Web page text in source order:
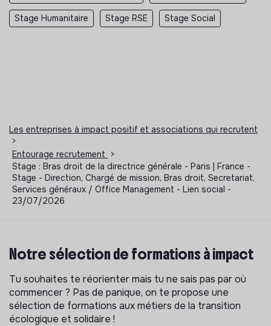
Stage Humanitaire Stage RSE Stage Social
Les entreprises à impact positif et associations qui recrutent
>
Entourage recrutement
>
Stage : Bras droit de la directrice générale - Paris | France -
Stage - Direction, Chargé de mission, Bras droit, Secretariat,
Services généraux / Office Management - Lien social -
23/07/2026
Notre sélection de formations à impact
Tu souhaites te réorienter mais tu ne sais pas par où
commencer ? Pas de panique, on te propose une
sélection de formations aux métiers de la transition
écologique et solidaire !